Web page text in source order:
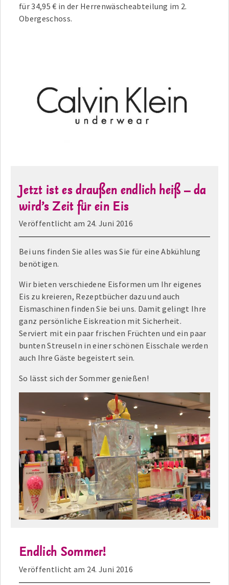
für 34,95 € in der Herrenwäscheabteilung im 2.
Obergeschoss.
Jetzt ist es draußen endlich heiß – da
wird’s Zeit für ein Eis
Veröffentlicht am 24. Juni 2016
Bei uns finden Sie alles was Sie für eine Abkühlung
benötigen.
Wir bieten verschiedene Eisformen um Ihr eigenes
Eis zu kreieren, Rezeptbücher dazu und auch
Eismaschinen finden Sie bei uns. Damit gelingt Ihre
ganz persönliche Eiskreation mit Sicherheit.
Serviert mit ein paar frischen Früchten und ein paar
bunten Streuseln in einer schönen Eisschale werden
auch Ihre Gäste begeistert sein.
So lässt sich der Sommer genießen!
Endlich Sommer!
Veröffentlicht am 24. Juni 2016